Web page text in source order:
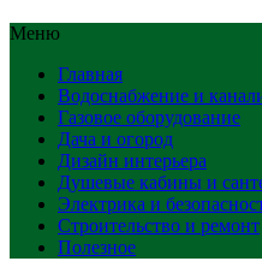
Меню
Главная
Водоснабжение и
Газовое оборудование
Дача и огород
Дизайн интерьера
Душевые кабины и
Электрика и
Строительство и ремонт
Полезное